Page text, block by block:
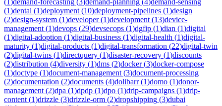
(1)dental (1)deployment (10)deployment-pipelines (1)design
(2)design-system (1)developer(1)development (13)device-
management (1)devops (29)devsecops (1)dgfip (1)dian (1)digital
(1)digital-adoption (1)digital-business (1)digital-health (1)digital-
maturity (1)digital-products (1)digital-transformation (22)digital-twin
(2)digital-twins (1)directquery (1)disaster-recovery (1)discounts
(2)distribution (4)diversity (1)dms (2)docker(3)docker-compose
(1)doctype (1)document-management (3)document-processing
(2)documentation (2)documents (4)dolibarr(1)domo (1)donor-
management (2)dpa (1)dpdp (1)dpo (1)drip-campaigns (1)drip-
content (1)drizzle (3)drizzle-orm (2)dropshipping (3)dubai